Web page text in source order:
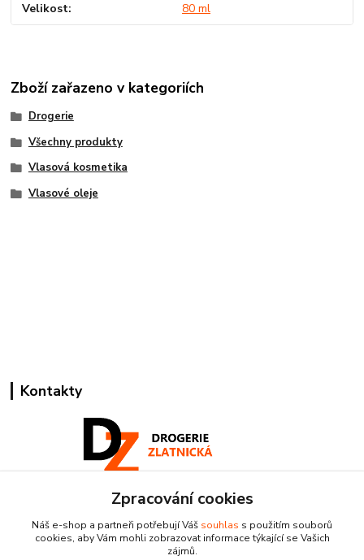
Velikost 80 ml
Zboží zařazeno v kategoriích
Drogerie
Všechny produkty
Vlasová kosmetika
Vlasové oleje
Kontakty
Pracovní doba:
+420 224 818 812
Po-Pá: 8:00-18:00 hod.
Zpracování cookies
Náš e-shop a partneři potřebují Váš souhlas s použitím souborů
cookies, aby Vám mohli zobrazovat informace týkající se Vašich
zájmů.